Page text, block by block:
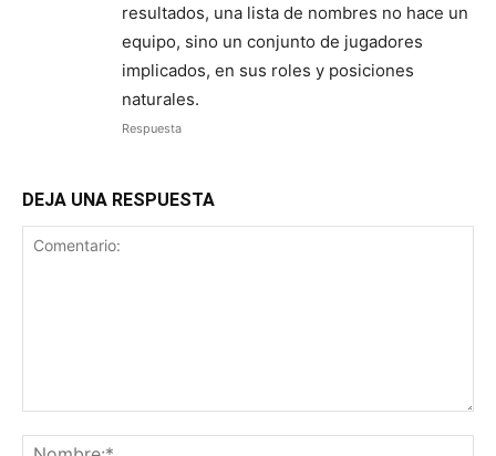
resultados, una lista de nombres no hace un
equipo, sino un conjunto de jugadores
implicados, en sus roles y posiciones
naturales.
Respuesta
DEJA UNA RESPUESTA